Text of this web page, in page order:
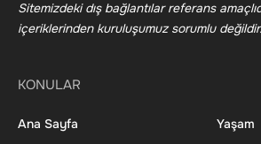
Sitemizdeki dış bağlantılar referans
içeriklerinden kuruluşumuz sorumlu değildir.
KONULAR
Ana Sayfa
Yaşam